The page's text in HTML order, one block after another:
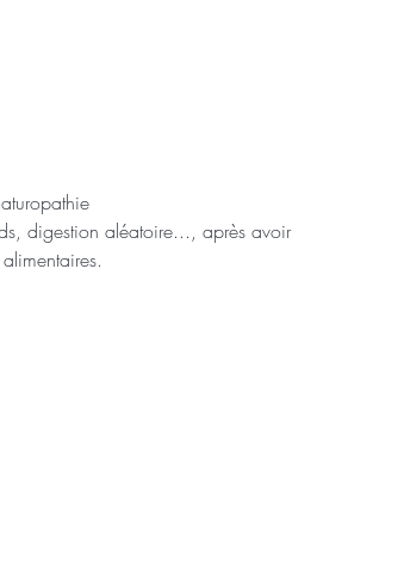
digestion aléatoire..., après avoir